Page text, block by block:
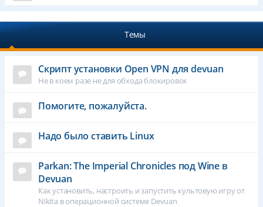
Темы
Cкрипт установки Open VPN для devuan
Не в коем разе не для обхода блокировок
Помогите, пожалуйста.
Надо было ставить Linux
Parkan: The Imperial Chronicles под Wine в
Devuan
Как установить, настроить и запустить культовую игру от
Nikita в операционной системе Devuan